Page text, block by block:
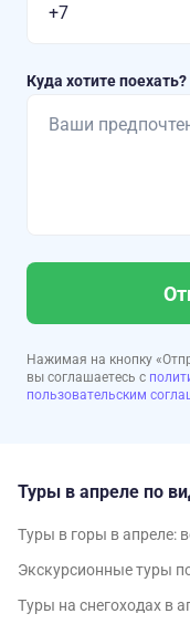
Куда хотите поехать?
Нажимая на кнопку
вы соглашаетесь с
пользовательским
Туры в апреле по
Туры в горы в апреле:
Экскурсионные туры
Туры на снегоходах в